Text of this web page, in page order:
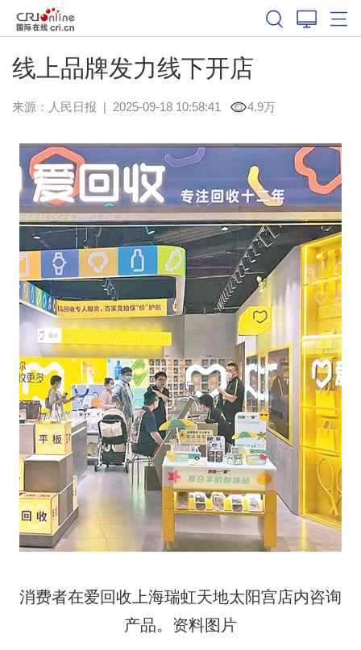
线上品牌发力线下开店
来源： 人民日报 | 2025-09-18 10:58:41 4.9万
消费者在爱回收上海瑞虹天地太阳宫店内咨询
产品。资料图片